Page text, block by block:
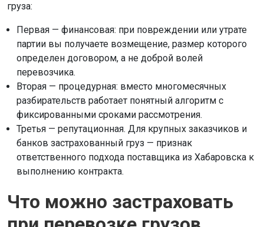
груза:
Первая — финансовая: при повреждении или утрате
партии вы получаете возмещение, размер которого
определен договором, а не доброй волей
перевозчика.
Вторая — процедурная: вместо многомесячных
разбирательств работает понятный алгоритм с
фиксированными сроками рассмотрения.
Третья — репутационная. Для крупных заказчиков и
банков застрахованный груз — признак
ответственного подхода поставщика из Хабаровска к
выполнению контракта.
Что можно застраховать